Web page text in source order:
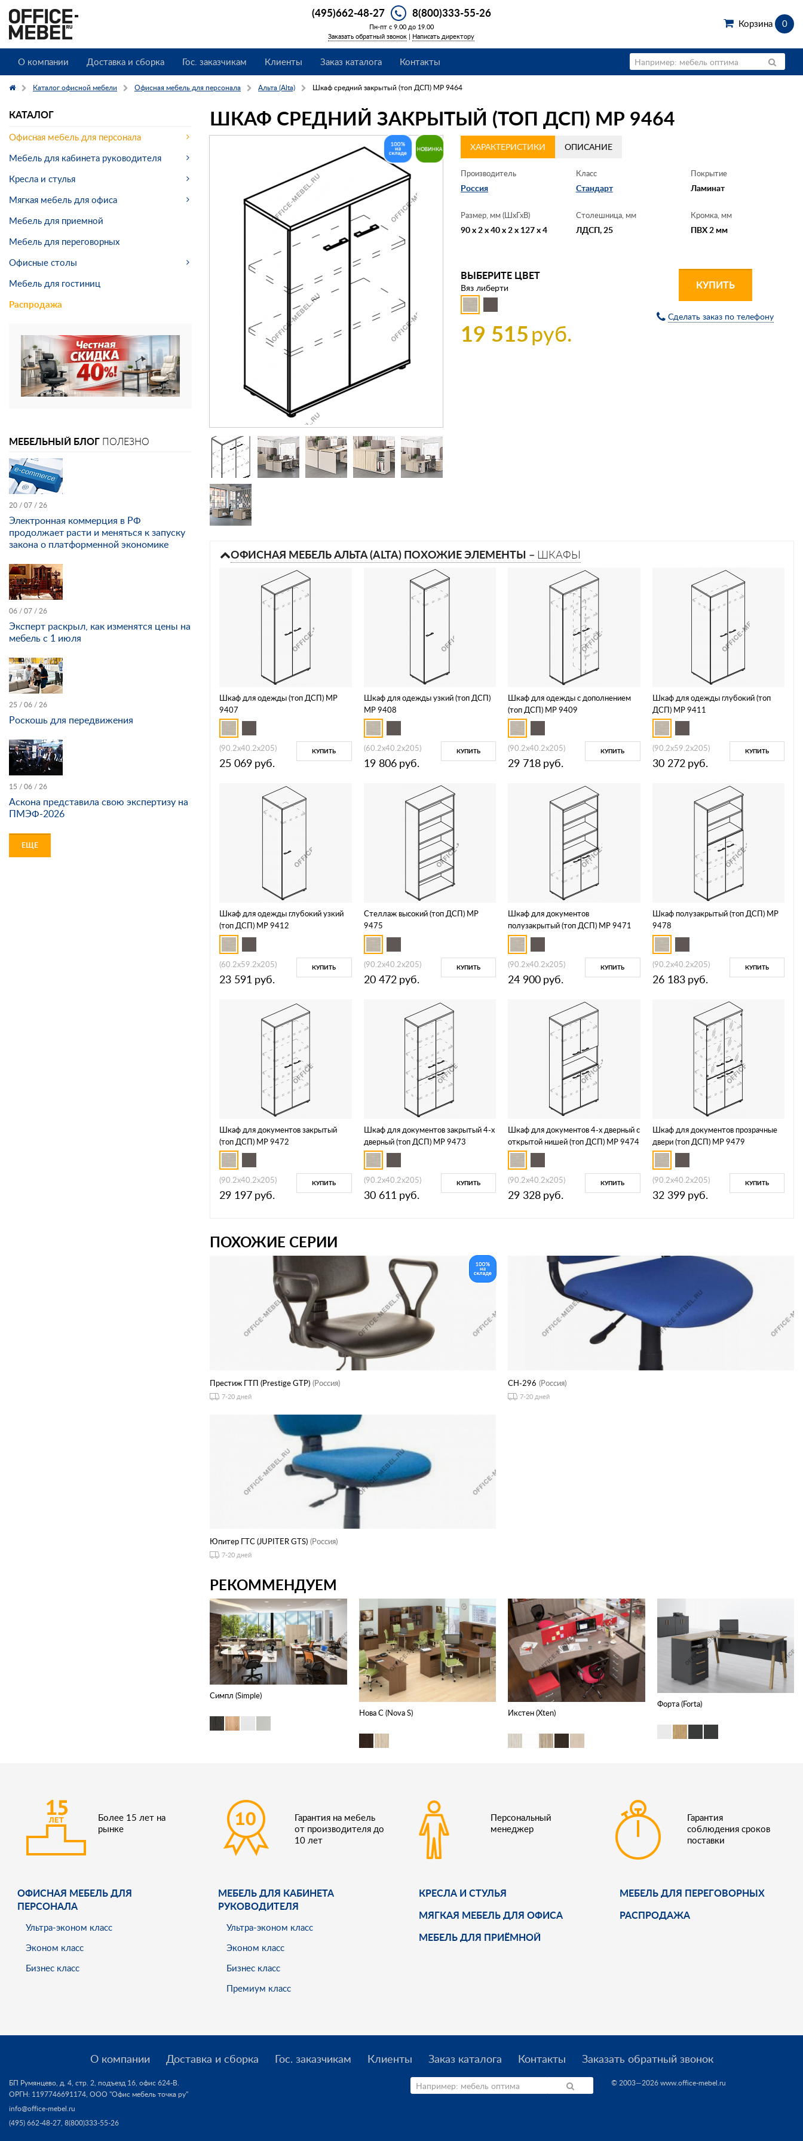
(495)662-48-27 8(800)333-55-26
Пн-пт с 9.00 до 19.00
Заказать обратный звонок | Написать директору
Корзина 0
О компании Доставка и сборка Гос. заказчикам Клиенты Заказ каталога Контакты
Каталог офисной мебели Офисная мебель для персонала Альта (Alta) Шкаф средний закрытый (топ ДСП) МР 9464
ШКАФ СРЕДНИЙ ЗАКРЫТЫЙ (ТОП ДСП) МР 9464
ХАРАКТЕРИСТИКИ ОПИСАНИЕ
Производитель
Россия
Класс
Стандарт
Покрытие
Ламинат
Размер, мм (ШхГхВ)
90 x 2 x 40 x 2 x 127 x 4
Столешница, мм
ЛДСП, 25
Кромка, мм
ПВХ 2 мм
ВЫБЕРИТЕ ЦВЕТ
Вяз либерти
19 515руб.
КУПИТЬ
Сделать заказ по телефону
ОФИСНАЯ МЕБЕЛЬ АЛЬТА (ALTA) ПОХОЖИЕ ЭЛЕМЕНТЫ – ШКАФЫ
Шкаф для одежды (топ ДСП) МР
9407
(90.2x40.2x205)
25 069 руб.
КУПИТЬ
Шкаф для одежды узкий (топ ДСП)
МР 9408
(60.2x40.2x205)
19 806 руб.
КУПИТЬ
Шкаф для одежды c дополнением
(топ ДСП) МР 9409
(90.2x40.2x205)
29 718 руб.
КУПИТЬ
Шкаф для одежды глубокий (топ
ДСП) МР 9411
(90.2x59.2x205)
30 272 руб.
КУПИТЬ
Шкаф для одежды глубокий узкий
(топ ДСП) МР 9412
(60.2x59.2x205)
23 591 руб.
КУПИТЬ
Стеллаж высокий (топ ДСП) МР
9475
(90.2x40.2x205)
20 472 руб.
КУПИТЬ
Шкаф для документов
полузакрытый (топ ДСП) МР 9471
(90.2x40.2x205)
24 900 руб.
КУПИТЬ
Шкаф полузакрытый (топ ДСП) МР
9478
(90.2x40.2x205)
26 183 руб.
КУПИТЬ
Шкаф для документов закрытый
(топ ДСП) МР 9472
(90.2x40.2x205)
29 197 руб.
КУПИТЬ
Шкаф для документов закрытый 4-х
дверный (топ ДСП) МР 9473
(90.2x40.2x205)
30 611 руб.
КУПИТЬ
Шкаф для документов 4-х дверный с
открытой нишей (топ ДСП) МР 9474
(90.2x40.2x205)
29 328 руб.
КУПИТЬ
Шкаф для документов прозрачные
двери (топ ДСП) МР 9479
(90.2x40.2x205)
32 399 руб.
КУПИТЬ
ПОХОЖИЕ СЕРИИ
Престиж ГТП (Prestige GTP) (Россия)
7-20 дней
CH-296 (Россия)
7-20 дней
Юпитер ГТС (JUPITER GTS) (Россия)
7-20 дней
РЕКОММЕНДУЕМ
Симпл (Simple)
Нова С (Nova S)
Икстен (Xten)
Форта (Forta)
КАТАЛОГ
Офисная мебель для персонала
Мебель для кабинета руководителя
Кресла и стулья
Мягкая мебель для офиса
Мебель для приемной
Мебель для переговорных
Офисные столы
Мебель для гостиниц
Распродажа
МЕБЕЛЬНЫЙ БЛОГ ПОЛЕЗНО
20 / 07 / 26
Электронная коммерция в РФ
продолжает расти и меняться к запуску
закона о платформенной экономике
06 / 07 / 26
Эксперт раскрыл, как изменятся цены на
мебель с 1 июля
25 / 06 / 26
Роскошь для передвижения
15 / 06 / 26
Аскона представила свою экспертизу на
ПМЭФ-2026
ЕЩЕ
Более 15 лет на
рынке
Гарантия на мебель
от производителя до
10 лет
Персональный
менеджер
Гарантия
соблюдения сроков
поставки
ОФИСНАЯ МЕБЕЛЬ ДЛЯ
ПЕРСОНАЛА
Ультра-эконом класс
Эконом класс
Бизнес класс
МЕБЕЛЬ ДЛЯ КАБИНЕТА
РУКОВОДИТЕЛЯ
Ультра-эконом класс
Эконом класс
Бизнес класс
Премиум класс
КРЕСЛА И СТУЛЬЯ
МЯГКАЯ МЕБЕЛЬ ДЛЯ ОФИСА
МЕБЕЛЬ ДЛЯ ПРИЁМНОЙ
МЕБЕЛЬ ДЛЯ ПЕРЕГОВОРНЫХ
РАСПРОДАЖА
О компании Доставка и сборка Гос. заказчикам Клиенты Заказ каталога Контакты Заказать обратный звонок
БП Румянцево, д. 4, стр. 2, подъезд 16, офис 624-В.
ОРГН: 1197746691174, ООО "Офис мебель точка ру"
info@office-mebel.ru
(495) 662-48-27, 8(800)333-55-26
© 2003—2026 www.office-mebel.ru